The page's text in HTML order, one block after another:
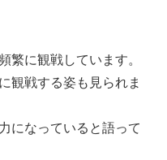
繁に観戦しています。
観戦する姿も見られま
になっていると語って